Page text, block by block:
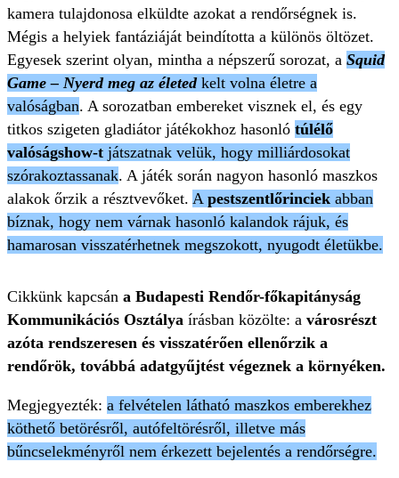
kamera tulajdonosa elküldte azokat a rendőrségnek is.
Mégis a helyiek fantáziáját beindította a különös öltözet.
Egyesek szerint olyan, mintha a népszerű sorozat, a Squid
Game – Nyerd meg az életedkelt volna életre a
valóságban. A sorozatban embereket visznek el, és egy
titkos szigeten gladiátor játékokhoz hasonló túlélő
valóságshow-t játszatnak velük, hogy milliárdosokat
szórakoztassanak. A játék során nagyon hasonló maszkos
alakok őrzik a résztvevőket. A pestszentlőrinciek abban
bíznak, hogy nem várnak hasonló kalandok rájuk, és
hamarosan visszatérhetnek megszokott, nyugodt életükbe.
Cikkünk kapcsán a Budapesti Rendőr-főkapitányság
Kommunikációs Osztálya írásban közölte: a városrészt
azóta rendszeresen és visszatérően ellenőrzik a
rendőrök, továbbá adatgyűjtést végeznek a környéken.
Megjegyezték: a felvételen látható maszkos emberekhez
köthető betörésről, autófeltörésről, illetve más
bűncselekményről nem érkezett bejelentés a rendőrségre.